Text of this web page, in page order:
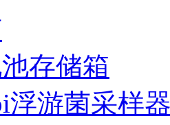
存储箱
浮游菌采样